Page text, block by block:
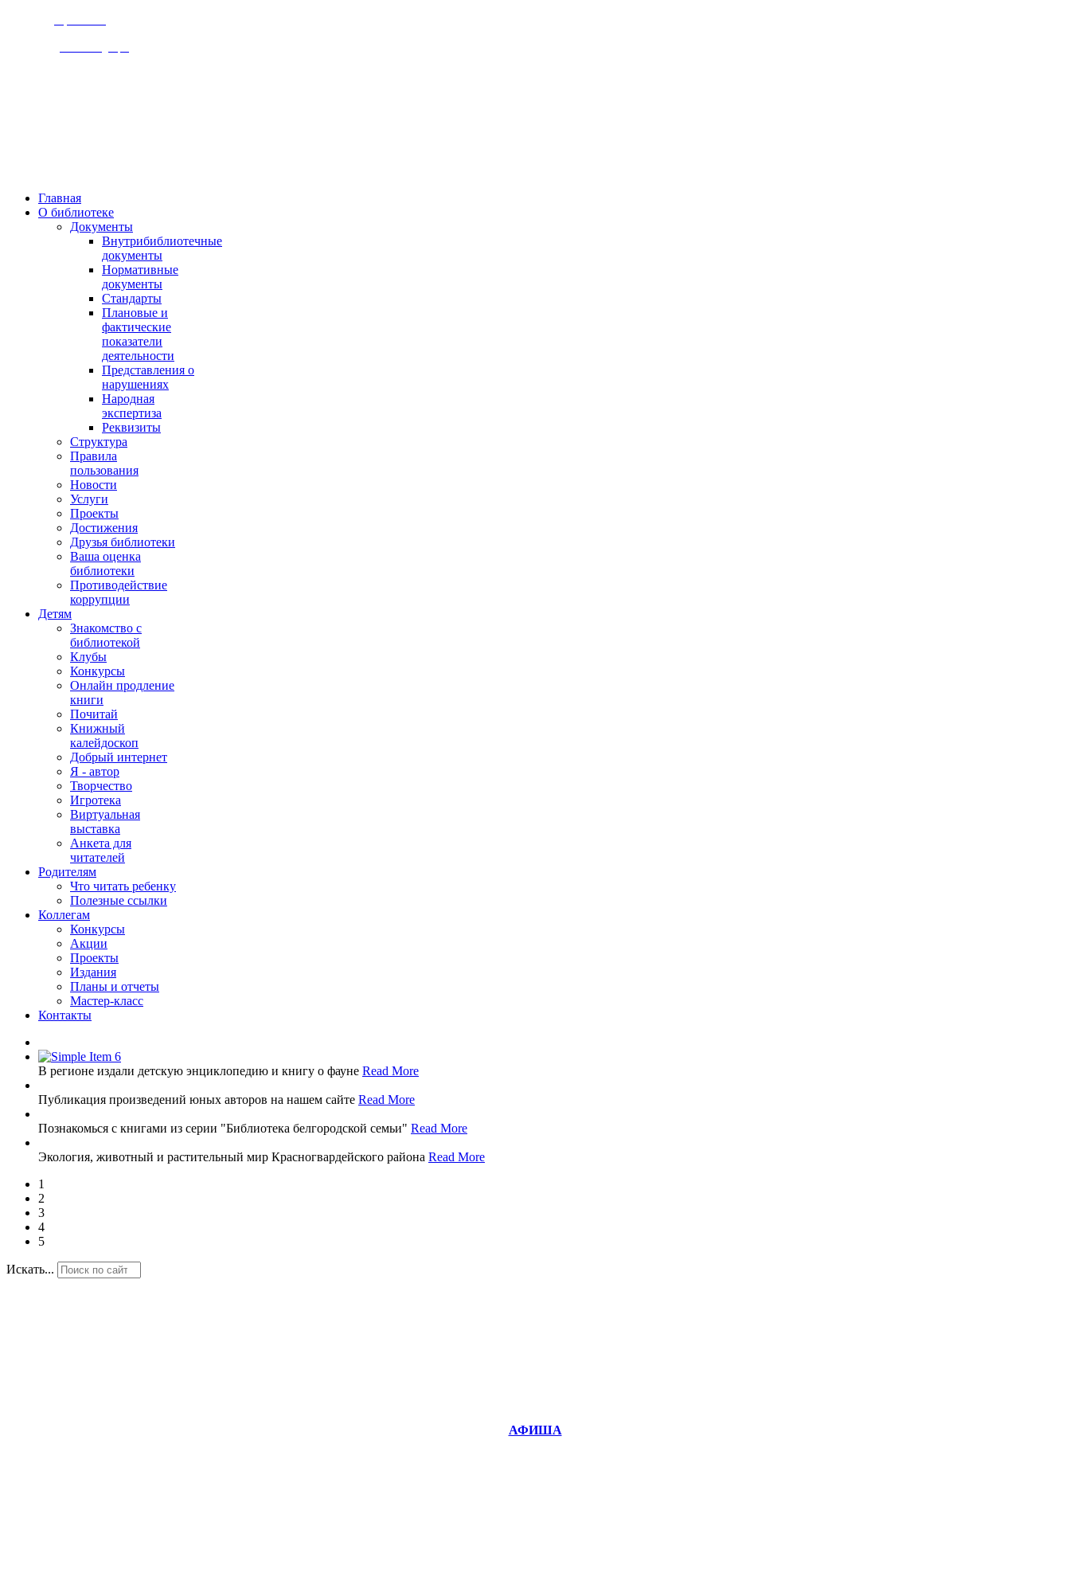
Главная
О библиотеке
Документы
Внутрибиблиотечные
документы
Нормативные
документы
Стандарты
Плановые и
фактические
показатели
деятельности
Представления о
нарушениях
Народная
экспертиза
Реквизиты
Структура
Правила
пользования
Новости
Услуги
Проекты
Достижения
Друзья библиотеки
Ваша оценка
библиотеки
Противодействие
коррупции
Детям
Знакомство с
библиотекой
Клубы
Конкурсы
Онлайн продление
книги
Почитай
Книжный
калейдоскоп
Добрый интернет
Я - автор
Творчество
Игротека
Виртуальная
выставка
Анкета для
читателей
Родителям
Что читать ребенку
Полезные ссылки
Коллегам
Конкурсы
Акции
Проекты
Издания
Планы и отчеты
Мастер-класс
Контакты
В регионе издали детскую энциклопедию и книгу о фауне Read More
Публикация произведений юных авторов на нашем сайте Read More
Познакомься с книгами из серии "Библиотека белгородской семьи" Read More
Экология, животный и растительный мир Красногвардейского района Read More
1
2
3
4
5
Искать...
АФИША